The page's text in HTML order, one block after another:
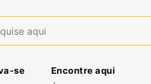
se Encontre aqui